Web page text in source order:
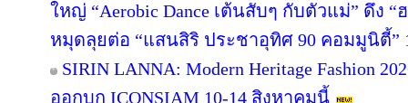
ใหญ่ “Aerobic Dance เต้นสับๆ กับตัวแม่” ดึง
หมุดลุยต่อ “แสนสิริ ประชาอุทิศ 90 คอมมูนิตี้”
SIRIN LANNA: Modern Heritage Fashion
ออกบุก ICONSIAM 10-14 สิงหาคมนี้